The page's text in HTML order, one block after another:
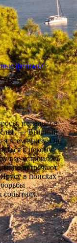
фильмы >
попадает в
, — Вышний
всем внизу. Он
к некому
все устроилось
встречают
в поисках
событиях.